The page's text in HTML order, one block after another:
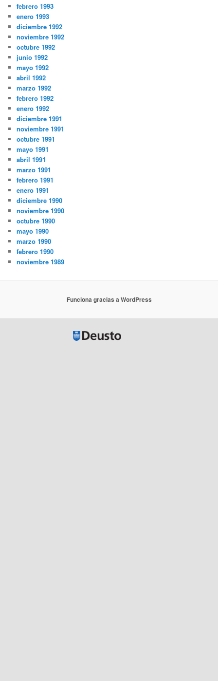
febrero 1993
enero 1993
diciembre 1992
noviembre 1992
octubre 1992
junio 1992
mayo 1992
abril 1992
marzo 1992
febrero 1992
enero 1992
diciembre 1991
noviembre 1991
octubre 1991
mayo 1991
abril 1991
marzo 1991
febrero 1991
enero 1991
diciembre 1990
noviembre 1990
octubre 1990
mayo 1990
marzo 1990
febrero 1990
noviembre 1989
Funciona gracias a WordPress